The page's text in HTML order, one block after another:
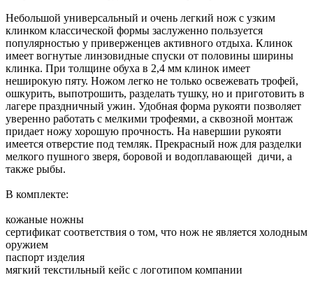
Небольшой универсальный и очень легкий нож с узким
клинком классической формы заслуженно пользуется
популярностью у приверженцев активного отдыха. Клинок
имеет вогнутые линзовидные спуски от половины ширины
клинка. При толщине обуха в 2,4 мм клинок имеет
неширокую пяту. Ножом легко не только освежевать трофей,
ошкурить, выпотрошить, разделать тушку, но и приготовить в
лагере праздничный ужин. Удобная форма рукояти позволяет
уверенно работать с мелкими трофеями, а сквозной монтаж
придает ножу хорошую прочность. На навершии рукояти
имеется отверстие под темляк. Прекрасный нож для разделки
мелкого пушного зверя, боровой и водоплавающей дичи, а
также рыбы.
В комплекте:
кожаные ножны
сертификат соответствия о том, что нож не является холодным
оружием
паспорт изделия
мягкий текстильный кейс с логотипом компании